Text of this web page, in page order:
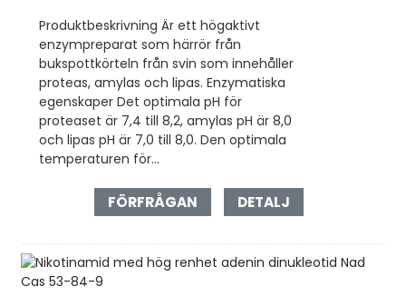
Produktbeskrivning Är ett högaktivt
enzympreparat som härrör från
bukspottkörteln från svin som innehåller
proteas, amylas och lipas. Enzymatiska
egenskaper Det optimala pH för
proteaset är 7,4 till 8,2, amylas pH är 8,0
och lipas pH är 7,0 till 8,0. Den optimala
temperaturen för...
FÖRFRÅGAN DETALJ